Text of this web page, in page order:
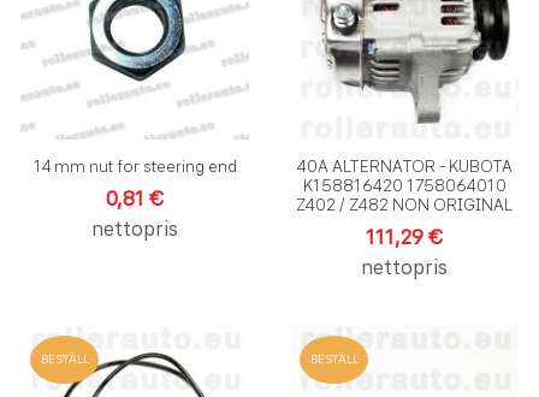
Snabbvy
14 mm nut for steering end
0,81 €
nettopris
40A ALTERNATOR - KUBOTA
K158816420 1758064010
Z402 / Z482 NON ORIGINAL
111,29 €
nettopris
BESTÄLL Lägg till i önskelistan
BESTÄLL